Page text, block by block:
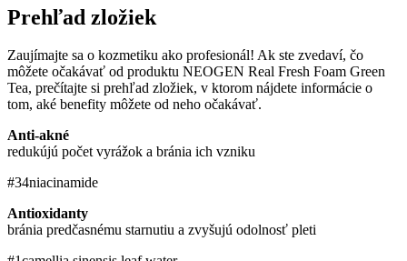
Prehľad zložiek
Zaujímajte sa o kozmetiku ako profesionál! Ak ste zvedaví, čo
môžete očakávať od produktu NEOGEN Real Fresh Foam Green
Tea, prečítajte si prehľad zložiek, v ktorom nájdete informácie o
tom, aké benefity môžete od neho očakávať.
Anti-akné
redukújú počet vyrážok a bránia ich vzniku
#34niacinamide
Antioxidanty
bránia predčasnému starnutiu a zvyšujú odolnosť pleti